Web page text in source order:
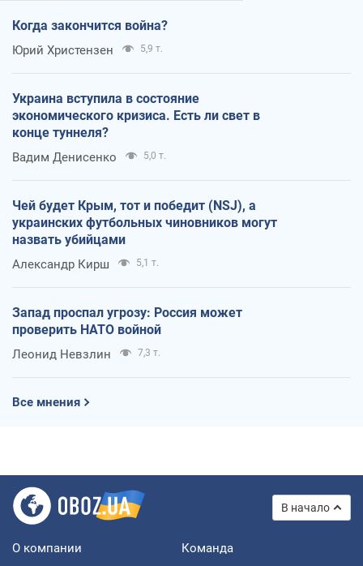
Когда закончится война?
Юрий Христензен 5,9 т.
Украина вступила в состояние
экономического кризиса. Есть ли свет в
конце туннеля?
Вадим Денисенко 5,0 т.
Чей будет Крым, тот и победит (NSJ), а
украинских футбольных чиновников могут
назвать убийцами
Александр Кирш 5,1 т.
Запад проспал угрозу: Россия может
проверить НАТО войной
Леонид Невзлин 7,3 т.
Все мнения
В начало
О компании Команда